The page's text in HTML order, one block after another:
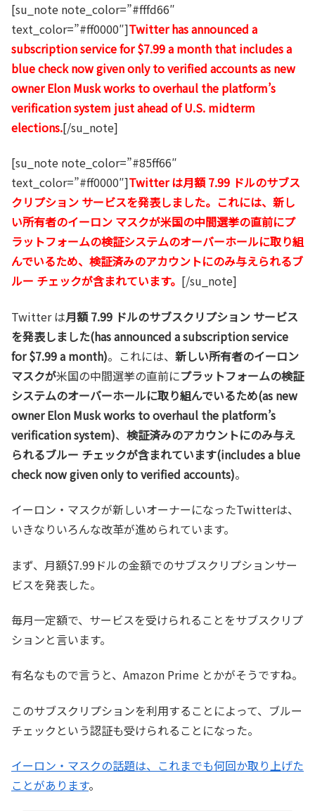
[su_note note_color=”#fffd66″
text_color=”#ff0000″]Twitter has announced a
subscription service for $7.99 a month that includes a
blue check now given only to verified accounts as new
owner Elon Musk works to overhaul the platform’s
verification system just ahead of U.S. midterm
elections.[/su_note]
[su_note note_color=”#85ff66″
text_color=”#ff0000″]Twitter は月額 7.99 ドルのサブス
クリプション サービスを発表しました。これには、新し
い所有者のイーロン マスクが米国の中間選挙の直前にプ
ラットフォームの検証システムのオーバーホールに取り組
んでいるため、検証済みのアカウントにのみ与えられるブ
ルー チェックが含まれています。 [/su_note]
Twitter は月額 7.99 ドルのサブスクリプション サービス
を発表しました(has announced a subscription service
for $7.99 a month)。これには、 新しい所有者のイーロン
マスクが米国の中間選挙の直前にプラットフォームの検証
システムのオーバーホールに取り組んでいるため(as new
owner Elon Musk works to overhaul the platform’s
verification system)、 検証済みのアカウントにのみ与え
られるブルー チェックが含まれています(includes a blue
check now given only to verified accounts)。
イーロン・マスクが新しいオーナーになったTwitterは、
いきなりいろんな改革が進められています。
まず、月額$7.99ドルの金額でのサブスクリプションサー
ビスを発表した。
毎月一定額で、サービスを受けられることをサブスクリプ
ションと言います。
有名なもので言うと、Amazon Prime とかがそうですね。
このサブスクリプションを利用することによって、ブルー
チェックという認証も受けられることになった。
イーロン・マスクの話題は、これまでも何回か取り上げた
ことがあります。